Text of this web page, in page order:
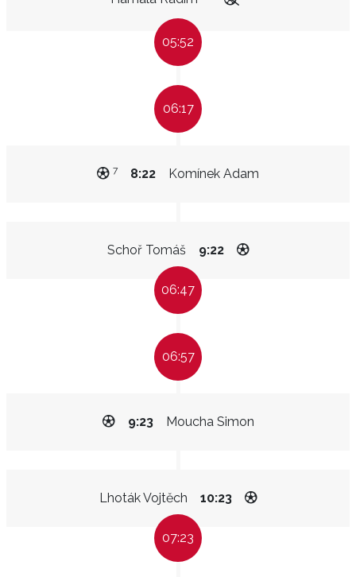
05:52
06:17
Komínek Adam
8:22
7
Schoř Tomáš 9:22
06:47
06:57
Moucha Simon
9:23
Lhoták Vojtěch 10:23
07:23